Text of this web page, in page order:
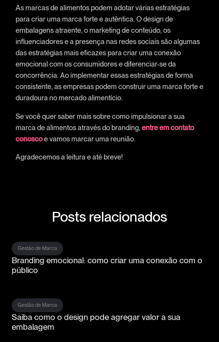
As marcas de alimentos podem adotar várias estratégias
para criar uma marca forte e autêntica. O design de
embalagens atraente, o marketing de conteúdo, os
influenciadores e a presença nas redes sociais são algumas
das estratégias mais eficazes para criar uma conexão
emocional com os consumidores e diferenciar-se da
concorrência. Ao implementar essas estratégias de forma
consistente, as empresas podem construir uma marca forte e
duradoura no mercado alimentício.
Se você quer saber mais sobre como impulsionar a sua
marca de alimentos através do branding, entre em contato
conoscoe vamos marcar uma reunião.
Agradecemos a leitura e até breve!
Posts relacionados
Gestão de Marca
Branding emocional: como criar uma conexão com o
público
Gestão de Marca
Saiba como o design pode agregar valor a sua
embalagem